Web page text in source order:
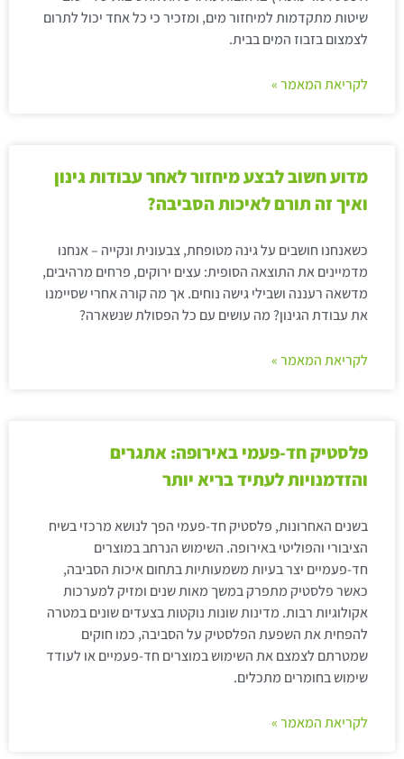
שיטות מתקדמות למיחזור מים, ומזכיר כי כל אחד יכול לתרום
לצמצום בזבוז המים בבית.
לקריאת המאמר »
מדוע חשוב לבצע מיחזור לאחר עבודות גינון
ואיך זה תורם לאיכות הסביבה?
כשאנחנו חושבים על גינה מטופחת, צבעונית ונקייה – אנחנו
מדמיינים את התוצאה הסופית: עצים ירוקים, פרחים מרהיבים,
מדשאה רעננה ושבילי גישה נוחים. אך מה קורה אחרי שסיימנו
את עבודת הגינון? מה עושים עם כל הפסולת שנשארה?
לקריאת המאמר »
פלסטיק חד-פעמי באירופה: אתגרים
והזדמנויות לעתיד בריא יותר
בשנים האחרונות, פלסטיק חד-פעמי הפך לנושא מרכזי בשיח
הציבורי והפוליטי באירופה. השימוש הנרחב במוצרים
חד-פעמיים יצר בעיות משמעותיות בתחום איכות הסביבה,
כאשר פלסטיק מתפרק במשך מאות שנים ומזיק למערכות
אקולוגיות רבות. מדינות שונות נוקטות בצעדים שונים במטרה
להפחית את השפעת הפלסטיק על הסביבה, כמו חוקים
שמטרתם לצמצם את השימוש במוצרים חד-פעמיים או לעודד
שימוש בחומרים מתכלים.
לקריאת המאמר »